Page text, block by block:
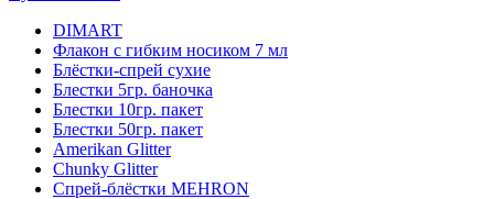
DIMART
Флакон с гибким носиком 7 мл
Блёстки-спрей сухие
Блестки 5гр. баночка
Блестки 10гр. пакет
Блестки 50гр. пакет
Amerikan Glitter
Chunky Glitter
Спрей-блёстки MEHRON